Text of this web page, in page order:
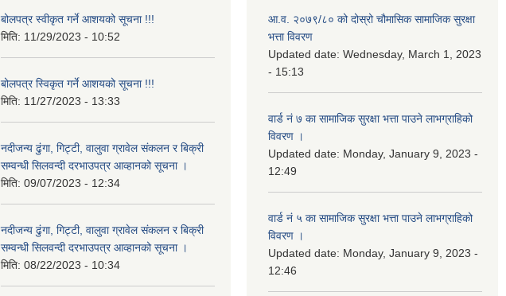
बोलपत्र स्वीकृत गर्ने आशयको सूचना !!!
मिति: 11/29/2023 - 10:52
बोलपत्र स्विकृत गर्ने आशयको सूचना !!!
मिति: 11/27/2023 - 13:33
नदीजन्य ढुंगा, गिट्टी, वालुवा ग्रावेल संकलन र बिक्री
सम्वन्धी सिलवन्दी दरभाउपत्र आव्हानको सूचना ।
मिति: 09/07/2023 - 12:34
नदीजन्य ढुंगा, गिट्टी, वालुवा ग्रावेल संकलन र बिक्री
सम्वन्धी सिलवन्दी दरभाउपत्र आव्हानको सूचना ।
मिति: 08/22/2023 - 10:34
आ.व. २०७९/८० को दोस्रो चौमासिक सामाजिक सुरक्षा
भत्ता विवरण
Updated date: Wednesday, March 1, 2023
- 15:13
वार्ड नं ७ का सामाजिक सुरक्षा भत्ता पाउने लाभग्राहिको
विवरण ।
Updated date: Monday, January 9, 2023 -
12:49
वार्ड नं ५ का सामाजिक सुरक्षा भत्ता पाउने लाभग्राहिको
विवरण ।
Updated date: Monday, January 9, 2023 -
12:46